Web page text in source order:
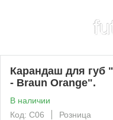
Карандаш для губ
- Braun Orange".
В наличии
Код: C06
Розница